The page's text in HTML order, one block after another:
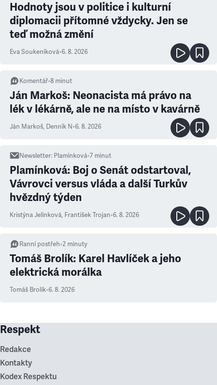
Hodnoty jsou v politice i kulturní
diplomacii přítomné vždycky. Jen se
teď možná změní
Eva Soukeníková•6. 8. 2026
Komentář•8 minut
Ján Markoš: Neonacista má právo na
lék v lékárně, ale ne na místo v kavárně
Ján Markoš, Denník N•6. 8. 2026
Newsletter: Plamínková•7 minut
Plamínková: Boj o Senát odstartoval,
Vávrovci versus vláda a další Turkův
hvězdný týden
Kristýna Jelínková, František Trojan•6. 8. 2026
Ranní postřeh•2 minuty
Tomáš Brolík: Karel Havlíček a jeho
elektrická morálka
Tomáš Brolík•6. 8. 2026
Respekt
Redakce
Kontakty
Kodex Respektu